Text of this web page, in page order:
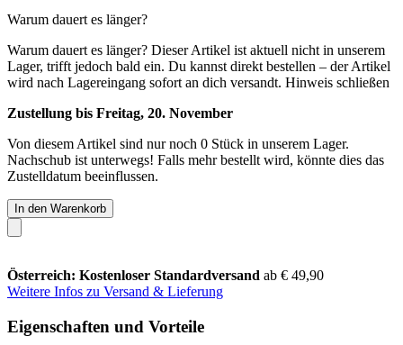
Warum dauert es länger?
Warum dauert es länger? Dieser Artikel ist aktuell nicht in unserem
Lager, trifft jedoch bald ein. Du kannst direkt bestellen – der Artikel
wird nach Lagereingang sofort an dich versandt. Hinweis schließen
Zustellung bis Freitag, 20. November
Von diesem Artikel sind nur noch 0 Stück in unserem Lager.
Nachschub ist unterwegs! Falls mehr bestellt wird, könnte dies das
Zustelldatum beeinflussen.
In den Warenkorb
Österreich: Kostenloser Standardversand ab € 49,90
Weitere Infos zu Versand & Lieferung
Eigenschaften und Vorteile